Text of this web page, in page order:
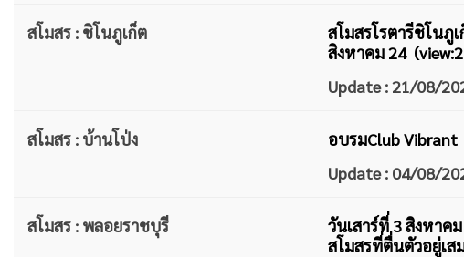
สโมสร : ชิโนภูเก็ต
สโมสรโรตารีชิโนภู
สิงหาคม 24
Update : 21/08/
สโมสร : บ้านโป่ง
อบรมClub Vibrant
Update : 04/08/
สโมสร : พลอยราชบุรี
วันเสาร์ที่ 3 สิงหาค
สโมสรที่ตื่นตัวอยู่เส